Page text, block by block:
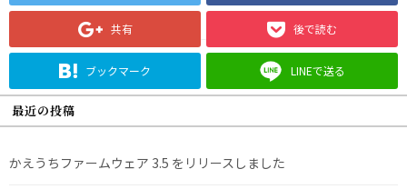
共有 後で読む
ブックマーク LINEで送る
最近の投稿
かえうちファームウェア 3.5 をリリースしました